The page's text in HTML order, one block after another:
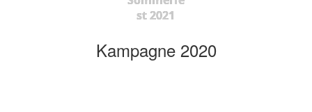
st 2021
Kampagne 2020